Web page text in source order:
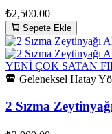
₺2,500.00
Sepete Ekle
YENİ ÇOK SATAN
Geleneksel Hatay
2 Sızma